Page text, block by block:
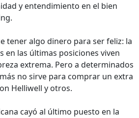
y entendimiento en el bien
tener algo dinero para ser feliz: la
en las últimas posiciones viven
extrema. Pero a determinados
no sirve para comprar un extra
Helliwell y otros.
cayó al último puesto en la